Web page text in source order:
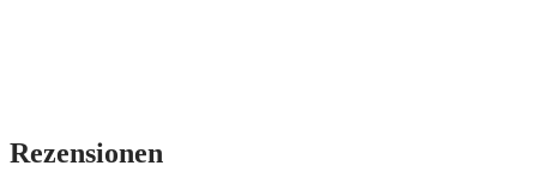
Rezensionen